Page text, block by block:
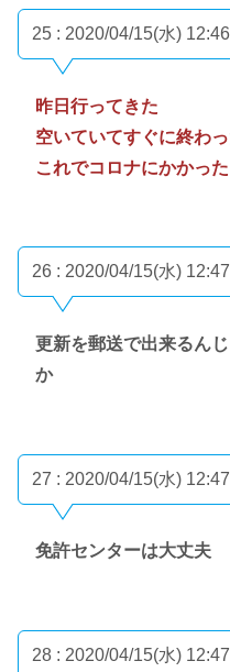
25 : 2020/04/15(水)
昨日行ってきた
空いていてすぐに終わ
これでコロナにかかっ
26 : 2020/04/15(水)
更新を郵送で出来るん
か
27 : 2020/04/15(水)
免許センターは大丈夫
28 : 2020/04/15(水)